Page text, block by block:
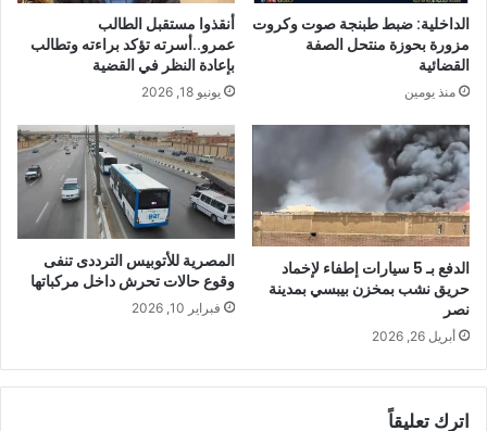
الداخلية: ضبط طبنجة صوت وكروت
مزورة بحوزة منتحل الصفة
القضائية
منذ يومين
أنقذوا مستقبل الطالب
عمرو..أسرته تؤكد براءته وتطالب
بإعادة النظر في القضية
يونيو 18, 2026
الدفع بـ 5 سيارات إطفاء لإخماد
حريق نشب بمخزن بيبسي بمدينة
نصر
أبريل 26, 2026
المصرية للأتوبيس الترددى تنفى
وقوع حالات تحرش داخل مركباتها​
فبراير 10, 2026
اترك تعليقاً